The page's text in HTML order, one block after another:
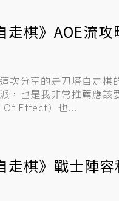
走棋》AOE流
次分享的是刀塔自走棋
也是我非常推薦應該要熟悉的
Of Effect）也...
走棋》戰士陣